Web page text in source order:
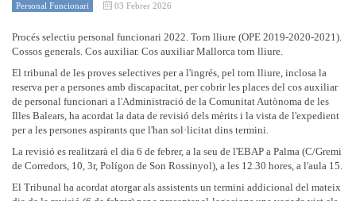
Personal Funcionari 03 Febrer 2026
Procés selectiu personal funcionari 2022. Torn lliure (OPE 2019-2020-2021).
Cossos generals. Cos auxiliar. Cos auxiliar Mallorca torn lliure.
El tribunal de les proves selectives per a l'ingrés, pel torn lliure, inclosa la
reserva per a persones amb discapacitat, per cobrir les places del cos auxiliar
de personal funcionari a l'Administració de la Comunitat Autònoma de les
Illes Balears, ha acordat la data de revisió dels mèrits i la vista de l'expedient
per a les persones aspirants que l'han sol·licitat dins termini.
La revisió es realitzarà el dia 6 de febrer, a la seu de l'EBAP a Palma (C/Gremi
de Corredors, 10, 3r, Polígon de Son Rossinyol), a les 12.30 hores, a l'aula 15.
El Tribunal ha acordat atorgar als assistents un termini addicional del mateix